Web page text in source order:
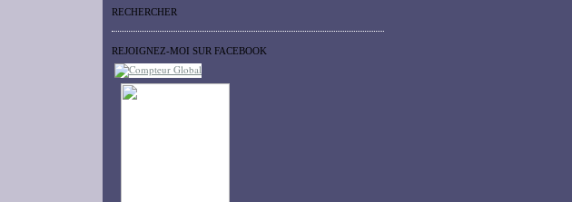
RECHERCHER
REJOIGNEZ-MOI SUR FACEBOOK